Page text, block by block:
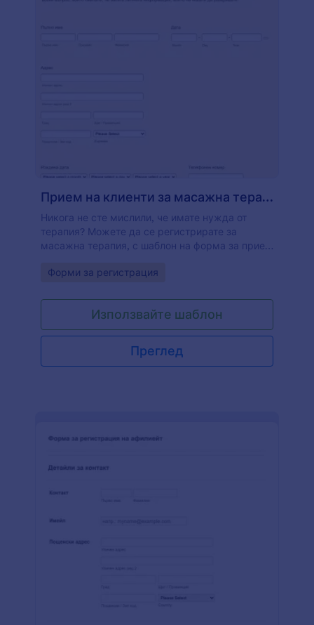
Прием на клиенти за масажна терапия
Никога не сте мислили, че имате нужда от
терапия? Можете да се регистрирате за
масажна терапия, с шаблон на форма за прием
съвместима форма. Също така, формата за
използва от хиропрактици. Приемът на
масажна терапия съдържа различни въпроси
за лична информация, информация за контакт,
история на патологията и клиентските
Go to Category:
Форми за регистрация
Използвайте шаблон
Преглед